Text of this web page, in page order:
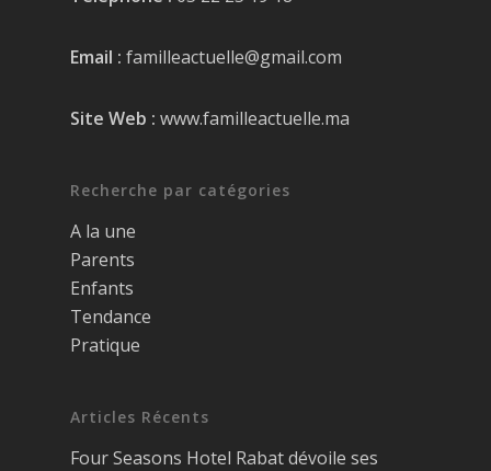
Email : familleactuelle@gmail.com
Site Web : www.familleactuelle.ma
Recherche par catégories
A la une
Parents
Enfants
Tendance
Pratique
Articles Récents
Four Seasons Hotel Rabat dévoile ses